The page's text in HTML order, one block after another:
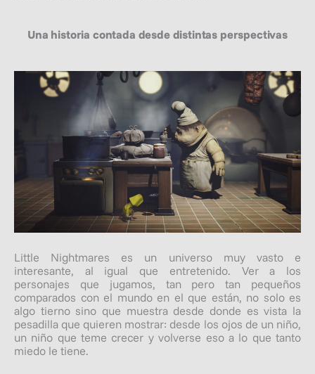
Una historia contada desde distintas perspectivas
Little Nightmares es un universo muy vasto e
interesante, al igual que entretenido. Ver a los
personajes que jugamos, tan pero tan pequeños
comparados con el mundo en el que están, no solo es
algo tierno sino que muestra desde donde es vista la
pesadilla que quieren mostrar: desde los ojos de un niño,
un niño que teme crecer y volverse eso a lo que tanto
miedo le tiene.